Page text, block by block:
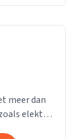
meer dan
elektra,